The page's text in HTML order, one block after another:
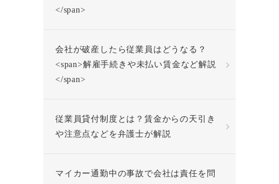
</span>
会社が破産したら従業員はどうなる？
<span>解雇手続きや未払い賃金など解説
</span>
従業員貸付制度とは？賃金からの天引き
や注意点などを弁護士が解説
マイカー通勤中の事故で会社は責任を問